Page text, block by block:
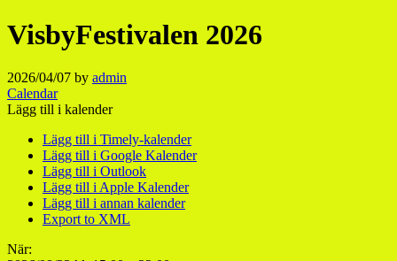
VisbyFestivalen 2026
2026/04/07 by admin
Calendar
Lägg till i kalender
Lägg till i Timely-kalender
Lägg till i Google Kalender
Lägg till i Outlook
Lägg till i Apple Kalender
Lägg till i annan kalender
Export to XML
När: